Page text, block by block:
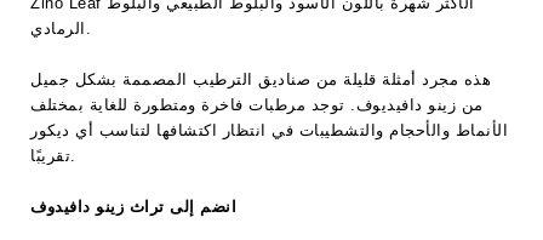
هذه مجرد أمثلة قليلة من صناديق الترطيب المصممة بشكل جميل
من زينو دافيديوف. توجد مرطبات فاخرة ومتطورة للغاية بمختلف
الأنماط والأحجام والتشطيبات في انتظار اكتشافها لتناسب أي ديكور
انضم إلى تراث زينو دافيدوف